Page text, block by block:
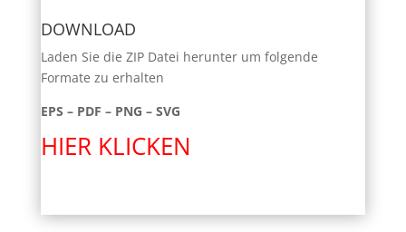
DOWNLOAD
Laden Sie die ZIP Datei herunter um folgende
Formate zu erhalten
EPS – PDF – PNG – SVG
HIER KLICKEN